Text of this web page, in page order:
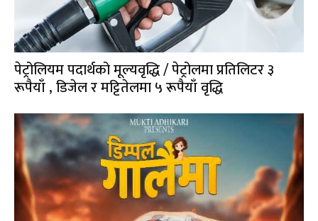
पेट्रोलियम पदार्थको मूल्यवृद्धि / पेट्रोलमा प्रतिलिटर ३
रूपैयाँ , डिजेल र मट्टितेलमा ५ रूपैयाँ वृद्धि